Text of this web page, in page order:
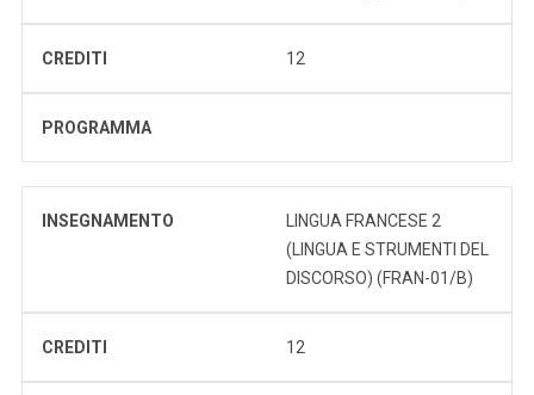
CREDITI 12
PROGRAMMA
INSEGNAMENTO
LINGUA FRANCESE 2
(LINGUA E STRUMENTI DEL
DISCORSO) (FRAN-01/B)
CREDITI 12